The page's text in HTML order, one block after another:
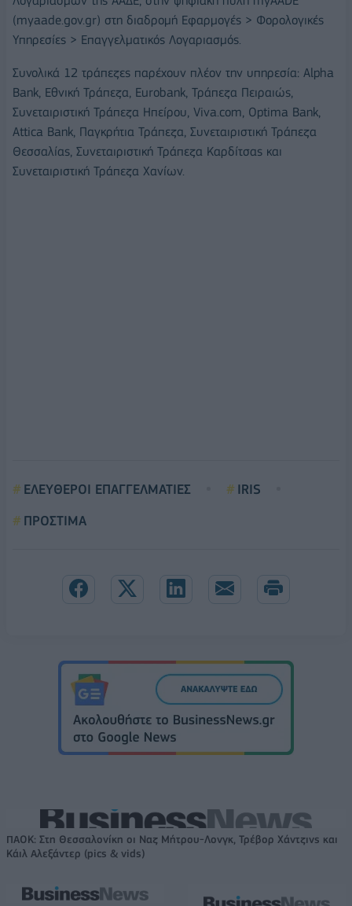
(myaade.gov.gr) στη διαδρομή Εφαρμογές > Φορολογικές
Υπηρεσίες > Επαγγελματικός Λογαριασμός.
Συνολικά 12 τράπεζες παρέχουν πλέον την υπηρεσία: Alpha
Bank, Εθνική Τράπεζα, Eurobank, Τράπεζα Πειραιώς,
Συνεταιριστική Τράπεζα Ηπείρου, Viva.com, Optima Bank,
Attica Bank, Παγκρήτια Τράπεζα, Συνεταιριστική Τράπεζα
Θεσσαλίας, Συνεταιριστική Τράπεζα Καρδίτσας και
Συνεταιριστική Τράπεζα Χανίων.
ΕΛΕΥΘΕΡΟΙ ΕΠΑΓΓΕΛΜΑΤΙΕΣ
IRIS
ΠΡΟΣΤΙΜΑ
ΠΑΟΚ: Στη Θεσσαλονίκη οι Ναζ Μήτρου-Λονγκ, Τρέβορ Χάντζινς και
Κάιλ Αλεξάντερ (pics & vids)